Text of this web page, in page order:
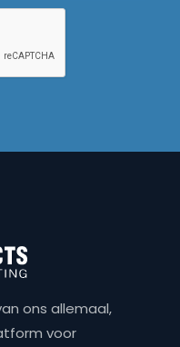
ons allemaal,
voor